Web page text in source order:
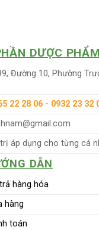
DƯỢC
Đường 10, Phường
22 28 06 - 0932 23 32
áp dụng cho từng cá
DẪN
hàng hóa
hàng
toán